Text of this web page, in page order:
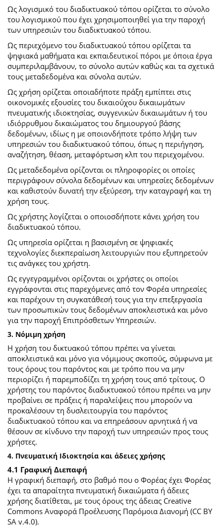
Ως λογισμικό του διαδικτυακού τόπου ορίζεται το σύνολο
του λογισμικού που έχει χρησιμοποιηθεί για την παροχή
των υπηρεσιών του διαδικτυακού τόπου.
Ως περιεχόμενο του διαδικτυακού τόπου ορίζεται τα
ψηφιακά μαθήματα και εκπαιδευτικοί πόροι με όποια έργα
συμπεριλαμβάνουν, το σύνολο αυτών καθώς και τα σχετικά
τους μεταδεδομένα και σύνολα αυτών.
Ως χρήση ορίζεται οποιαδήποτε πράξη εμπίπτει στις
οικονομικές εξουσίες του δικαιούχου δικαιωμάτων
πνευματικής ιδιοκτησίας, συγγενικών δικαιωμάτων ή του
ιδιόρρυθμου δικαιώματος του δημιουργού βάσης
δεδομένων, ιδίως η με οποιονδήποτε τρόπο λήψη των
υπηρεσιών του διαδικτυακού τόπου, όπως η περιήγηση,
αναζήτηση, θέαση, μεταφόρτωση κλπ του περιεχομένου.
Ως μεταδεδομένα ορίζονται οι πληροφορίες οι οποίες
περιγράφουν σύνολα δεδομένων και υπηρεσίες δεδομένων
και καθιστούν δυνατή την εξεύρεση, την καταγραφή και τη
χρήση τους.
Ως χρήστης λογίζεται ο οποιοσδήποτε κάνει χρήση του
διαδικτυακού τόπου.
Ως υπηρεσία ορίζεται η βασισμένη σε ψηφιακές
τεχνολογίες διεκπεραίωση λειτουργιών που εξυπηρετούν
τις ανάγκες του χρήστη.
Ως εγγεγραμμένοι ορίζονται οι χρήστες οι οποίοι
εγγράφονται στις παρεχόμενες από τον Φορέα υπηρεσίες
και παρέχουν τη συγκατάθεσή τους για την επεξεργασία
των προσωπικών τους δεδομένων αποκλειστικά και μόνο
για την παροχή Επιπρόσθετων Υπηρεσιών.
3. Νόμιμη χρήση
Η χρήση του δικτυακού τόπου πρέπει να γίνεται
αποκλειστικά και μόνο για νόμιμους σκοπούς, σύμφωνα με
τους όρους του παρόντος και με τρόπο που να μην
περιορίζει ή παρεμποδίζει τη χρήση τους από τρίτους. Ο
χρήστης του παρόντος διαδικτυακού τόπου πρέπει να μην
προβαίνει σε πράξεις ή παραλείψεις που μπορούν να
προκαλέσουν τη δυσλειτουργία του παρόντος
διαδικτυακού τόπου και να επηρεάσουν αρνητικά ή να
θέσουν σε κίνδυνο την παροχή των υπηρεσιών προς τους
χρήστες.
4. Πνευματική Ιδιοκτησία και άδειες χρήσης
4.1 Γραφική Διεπαφή
Η γραφική διεπαφή, στο βαθμό που ο Φορέας έχει Φορέας
έχει τα απαραίτητα πνευματική δικαιώματα ή άδειες
χρήσης διατίθεται, με τους όρους της άδειας Creative
Commons Αναφορά Προέλευσης Παρόμοια Διανομή (CC BY
SA v.4.0).